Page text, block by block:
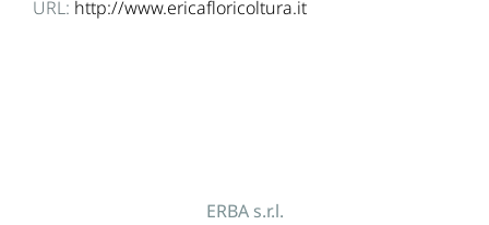
URL: http://www.ericafloricoltura.it
ERBA s.r.l.